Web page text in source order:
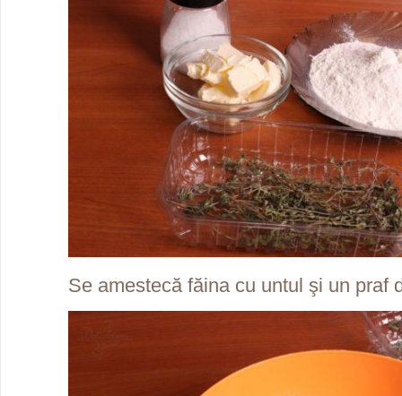
Se amestecă făina cu untul şi un praf